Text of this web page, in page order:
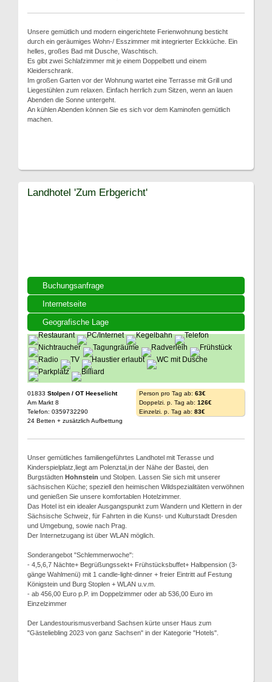
Unsere gemütlich und modern eingerichtete Ferienwohnung besticht
durch ein geräumiges Wohn-/ Esszimmer mit integrierter Eckküche. Ein
helles, großes Bad mit Dusche, Waschtisch.
Es gibt zwei Schlafzimmer mit je einem Doppelbett und einem
Kleiderschrank.
Im großen Garten vor der Wohnung wartet eine Terrasse mit Grill und
Liegestühlen zum relaxen. Einfach herrlich zum Sitzen, wenn an lauen
Abenden die Sonne untergeht.
An kühlen Abenden können Sie es sich vor dem Kaminofen gemütlich
machen.
Buchungsanfrage
Internetseite
Geografische Lage
Landhotel 'Zum Erbgericht'
01833 Stolpen / OT Heeselicht
Am Markt 8
Telefon: 0359732290
24 Betten + zusätzlich Aufbettung
Person pro Tag ab: 63€
Doppelzi. p. Tag ab: 126€
Einzelzi. p. Tag ab: 83€
Unser gemütliches familiengeführtes Landhotel mit Terasse und
Kinderspielplatz,liegt am Polenztal,in der Nähe der Bastei, den
Burgstädten Hohnstein und Stolpen. Lassen Sie sich mit unserer
sächsischen Küche; speziell den heimischen Wildspezialitäten verwöhnen
und genießen Sie unsere komfortablen Hotelzimmer.
Das Hotel ist ein idealer Ausgangspunkt zum Wandern und Klettern in der
Sächsische Schweiz, für Fahrten in die Kunst- und Kulturstadt Dresden
und Umgebung, sowie nach Prag.
Der Internetzugang ist über WLAN möglich.
Sonderangebot "Schlemmerwoche":
- 4,5,6,7 Nächte+ Begrüßungssekt+ Frühstücksbuffet+ Halbpension (3-
gänge Wahlmenü) mit 1 candle-light-dinner + freier Eintritt auf Festung
Königstein und Burg Stoplen + WLAN u.v.m.
- ab 456,00 Euro p.P. im Doppelzimmer oder ab 536,00 Euro im
Einzelzimmer
Der Landestourismusverband Sachsen kürte unser Haus zum
"Gästeliebling 2023 von ganz Sachsen" in der Kategorie "Hotels".